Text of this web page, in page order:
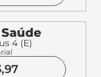
4 (E)